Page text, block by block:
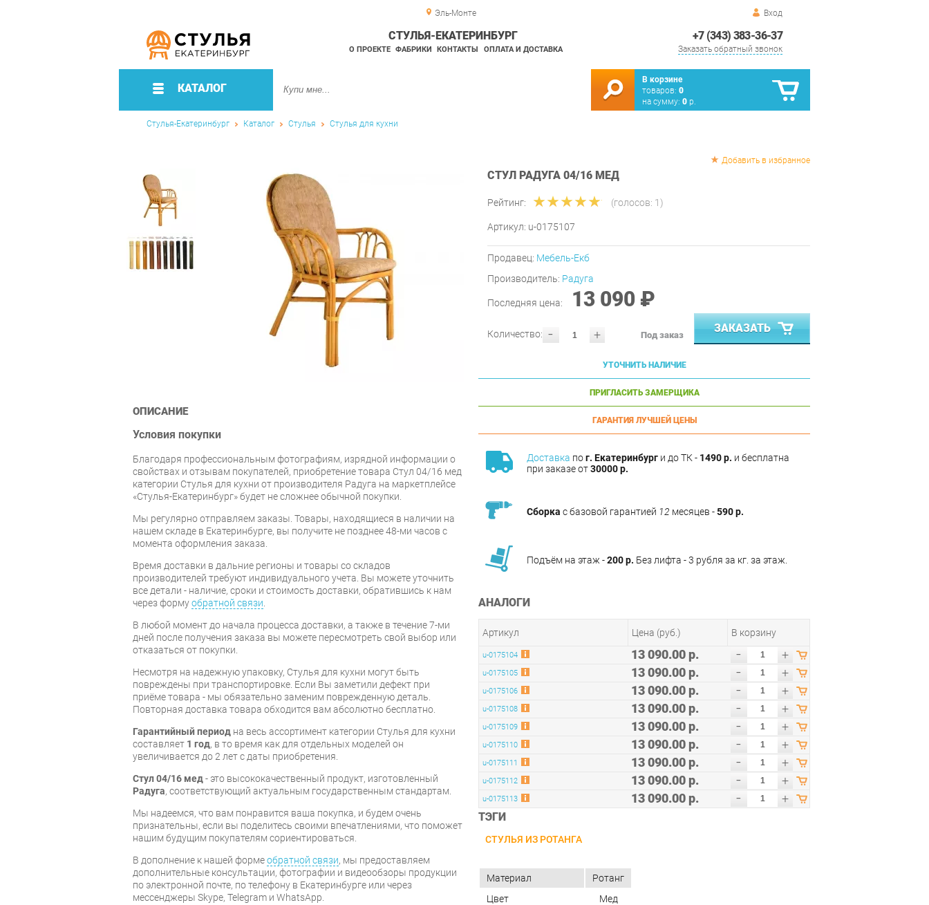
Эль-Монте Вход
+7 (343) 383-36-37
Заказать обратный звонок
СТУЛЬЯ-ЕКАТЕРИНБУРГ
О ПРОЕКТЕ ФАБРИКИ КОНТАКТЫ ОПЛАТА И ДОСТАВКА
КАТАЛОГ
В корзине
товаров: 0
на сумму: 0 р.
Стулья-Екатеринбург Каталог Стулья Стулья для кухни
Добавить в избранное
СТУЛ РАДУГА 04/16 МЕД
Рейтинг: (голосов: 1)
Артикул: u-0175107
Продавец: Мебель-Екб
Производитель: Радуга
Последняя цена: 13 090 ₽
- +
Количество: Под заказ
ЗАКАЗАТЬ
УТОЧНИТЬ НАЛИЧИЕ
ПРИГЛАСИТЬ ЗАМЕРЩИКА
ГАРАНТИЯ ЛУЧШЕЙ ЦЕНЫ
Доставка пог. Екатеринбург и до ТК - 1490 р. и бесплатна
при заказе от30000 р.
Сборка с базовой гарантией 12 месяцев -590 р.
Подъём на этаж -200 р. Без лифта - 3 рубля за кг. за этаж.
АНАЛОГИ
Артикул Цена (руб.) В корзину
u-0175104 13 090.00 р. - +
u-0175105 13 090.00 р. - +
u-0175106 13 090.00 р. - +
u-0175108 13 090.00 р. - +
u-0175109 13 090.00 р. - +
u-0175110 13 090.00 р. - +
u-0175111 13 090.00 р. - +
u-0175112 13 090.00 р. - +
u-0175113 13 090.00 р. - +
ТЭГИ
СТУЛЬЯ ИЗ РОТАНГА
ОПИСАНИЕ
Условия покупки
Благодаря профессиональным фотографиям, изрядной информации о
свойствах и отзывам покупателей, приобретение товара Стул 04/16 мед
категории Стулья для кухни от производителя Радуга на маркетплейсе
«Стулья-Екатеринбург» будет не сложнее обычной покупки.
Мы регулярно отправляем заказы. Товары, находящиеся в наличии на
нашем складе в Екатеринбурге, вы получите не позднее 48-ми часов с
момента оформления заказа.
Время доставки в дальние регионы и товары со складов
производителей требуют индивидуального учета. Вы можете уточнить
все детали - наличие, сроки и стоимость доставки, обратившись к нам
через формуобратной связи
В любой момент до начала процесса доставки, а также в течение 7-ми
дней после получения заказа вы можете пересмотреть свой выбор или
отказаться от покупки.
Несмотря на надежную упаковку, Стулья для кухни могут быть
повреждены при транспортировке. Если Вы заметили дефект при
приёме товара - мы обязательно заменим поврежденную деталь.
Повторная доставка товара обходится вам абсолютно бесплатно.
Гарантийный период на весь ассортимент категории Стулья для кухни
составляет 1 год, в то время как для отдельных моделей он
увеличивается до 2 лет с даты приобретения.
Стул 04/16 мед- это высококачественный продукт, изготовленный
Радуга, соответствующий актуальным государственным стандартам.
Мы надеемся, что вам понравится ваша покупка, и будем очень
признательны, если вы поделитесь своими впечатлениями, что поможет
нашим будущим покупателям сориентироваться.
В дополнение к нашей формеобратной связи, мы предоставляем
дополнительные консультации, фотографии и видеообзоры продукции
по электронной почте, по телефону в Екатеринбурге или через
мессенджеры Skype, Telegram и WhatsApp.
Материал
Ротанг
Цвет
Мед